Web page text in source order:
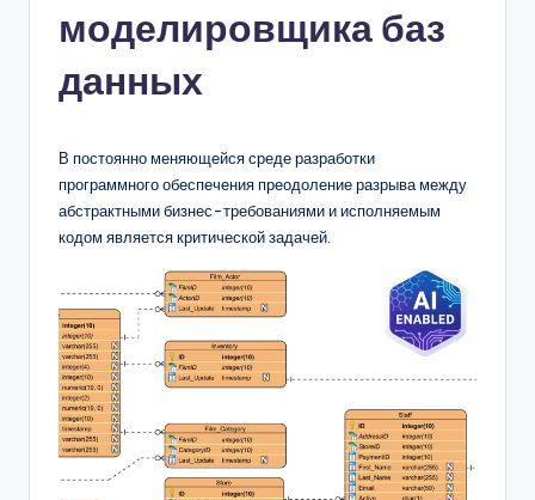
A
S
o
w
моделировщика баз
данных
В постоянно меняющейся среде разработки
программного обеспечения преодоление разрыва между
абстрактными бизнес-требованиями и исполняемым
кодом является критической задачей.